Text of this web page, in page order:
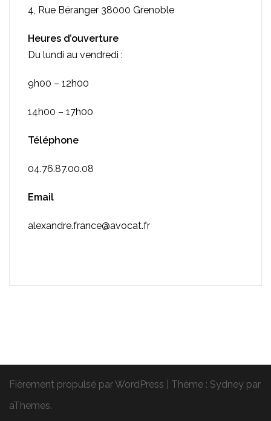
4, Rue Béranger 38000 Grenoble
Heures d’ouverture
Du lundi au vendredi :
9h00 – 12h00
14h00 – 17h00
Téléphone
04.76.87.00.08
Email
alexandre.france@avocat.fr
Fièrement propulsé par WordPress Thème : Sydney par
aThemes.